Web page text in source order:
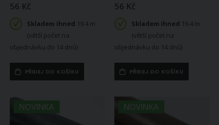
56 Kč
Skladem ihned 19.4 m
(větší počet na
objednávku do 14 dnů)
PŘIDEJ DO KOŠÍKU
56 Kč
Skladem ihned 19.4 m
(větší počet na
objednávku do 14 dnů)
PŘIDEJ DO KOŠÍKU
NOVINKA NOVINKA